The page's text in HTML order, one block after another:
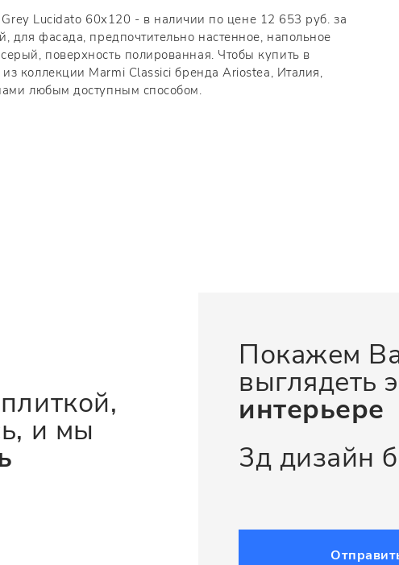
Lucidato 60x120 - в наличии по цене 12 653 руб. за
для фасада, предпочтительно настенное, напольное
поверхность полированная. Чтобы купить в
коллекции Marmi Classici бренда Ariostea, Италия,
любым доступным способом.
и мы
Покажем
выглядеть
интерьере
3д дизайн